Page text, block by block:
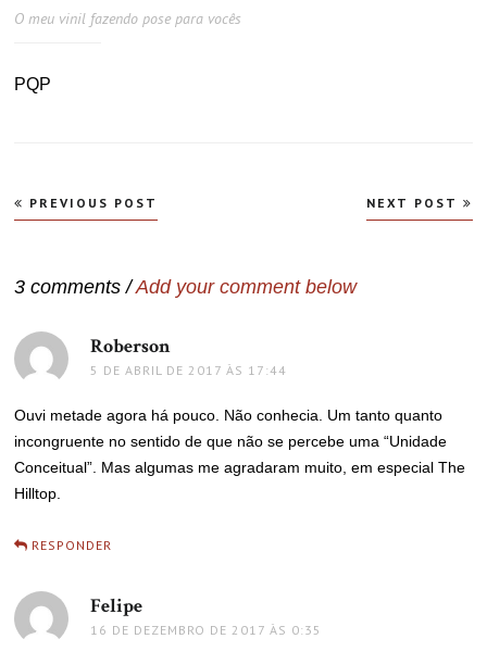
O meu vinil fazendo pose para vocês
PQP
Navegação
de
PREVIOUS POST NEXT POST
3 comments /Add your comment below
Roberson
5 DE ABRIL DE 2017 ÀS 17:44
Ouvi metade agora há pouco. Não conhecia. Um tanto quanto
incongruente no sentido de que não se percebe uma “Unidade
Conceitual”. Mas algumas me agradaram muito, em especial The
Hilltop.
RESPONDER
Felipe
16 DE DEZEMBRO DE 2017 ÀS 0:35